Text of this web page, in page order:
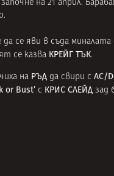
на 21 април.
се яви в съда миналата
се казва КРЕЙГ ТЪК.
на РЪД да свири с AC/
or Bust’ с КРИС СЛЕЙД зад